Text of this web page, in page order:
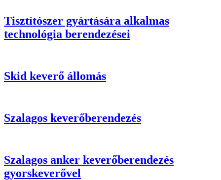
Tisztítószer gyártására alkalmas
technológia berendezései
Skid keverő állomás
Szalagos keverőberendezés
Szalagos anker keverőberendezés
gyorskeverővel